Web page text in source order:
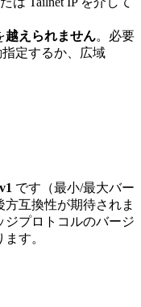
越えられません。必要
定するか、広域
です（最小/最大バー
互換性が期待されま
プロトコルのバージ
す。